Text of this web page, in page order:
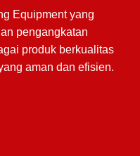
Equipment yang
pengangkatan
produk berkualitas
aman dan efisien.